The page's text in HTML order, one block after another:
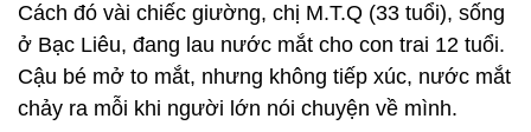
Cách đó vài chiếc giường, chị M.T.Q (33 tuổi), sống
ở Bạc Liêu, đang lau nước mắt cho con trai 12 tuổi.
Cậu bé mở to mắt, nhưng không tiếp xúc, nước mắt
chảy ra mỗi khi người lớn nói chuyện về mình.